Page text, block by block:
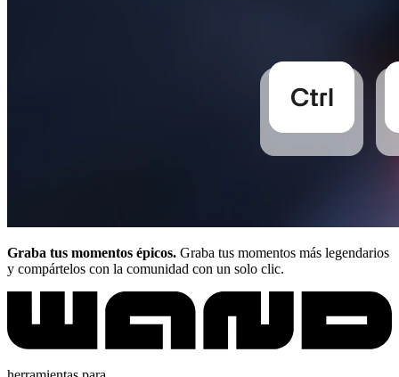
Graba tus momentos épicos. Graba tus momentos más legendarios
y compártelos con la comunidad con un solo clic.